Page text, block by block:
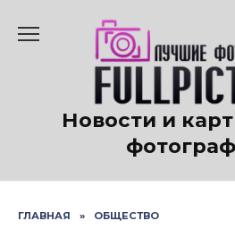
содержанию
Новости и
ГЛАВНАЯ » ОБЩЕСТВО